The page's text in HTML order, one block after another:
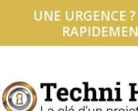
UNE URGENCE